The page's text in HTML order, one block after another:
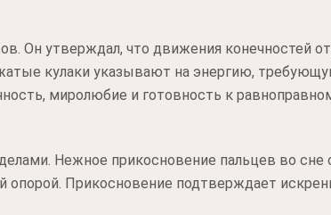
Он утверждал, что движения конечностей
кулаки указывают на энергию,
миролюбие и готовность к
Нежное прикосновение пальцев во
Прикосновение подтверждает